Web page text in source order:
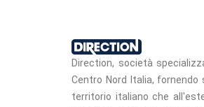
Direction, società
Centro Nord Italia,
territorio italiano che